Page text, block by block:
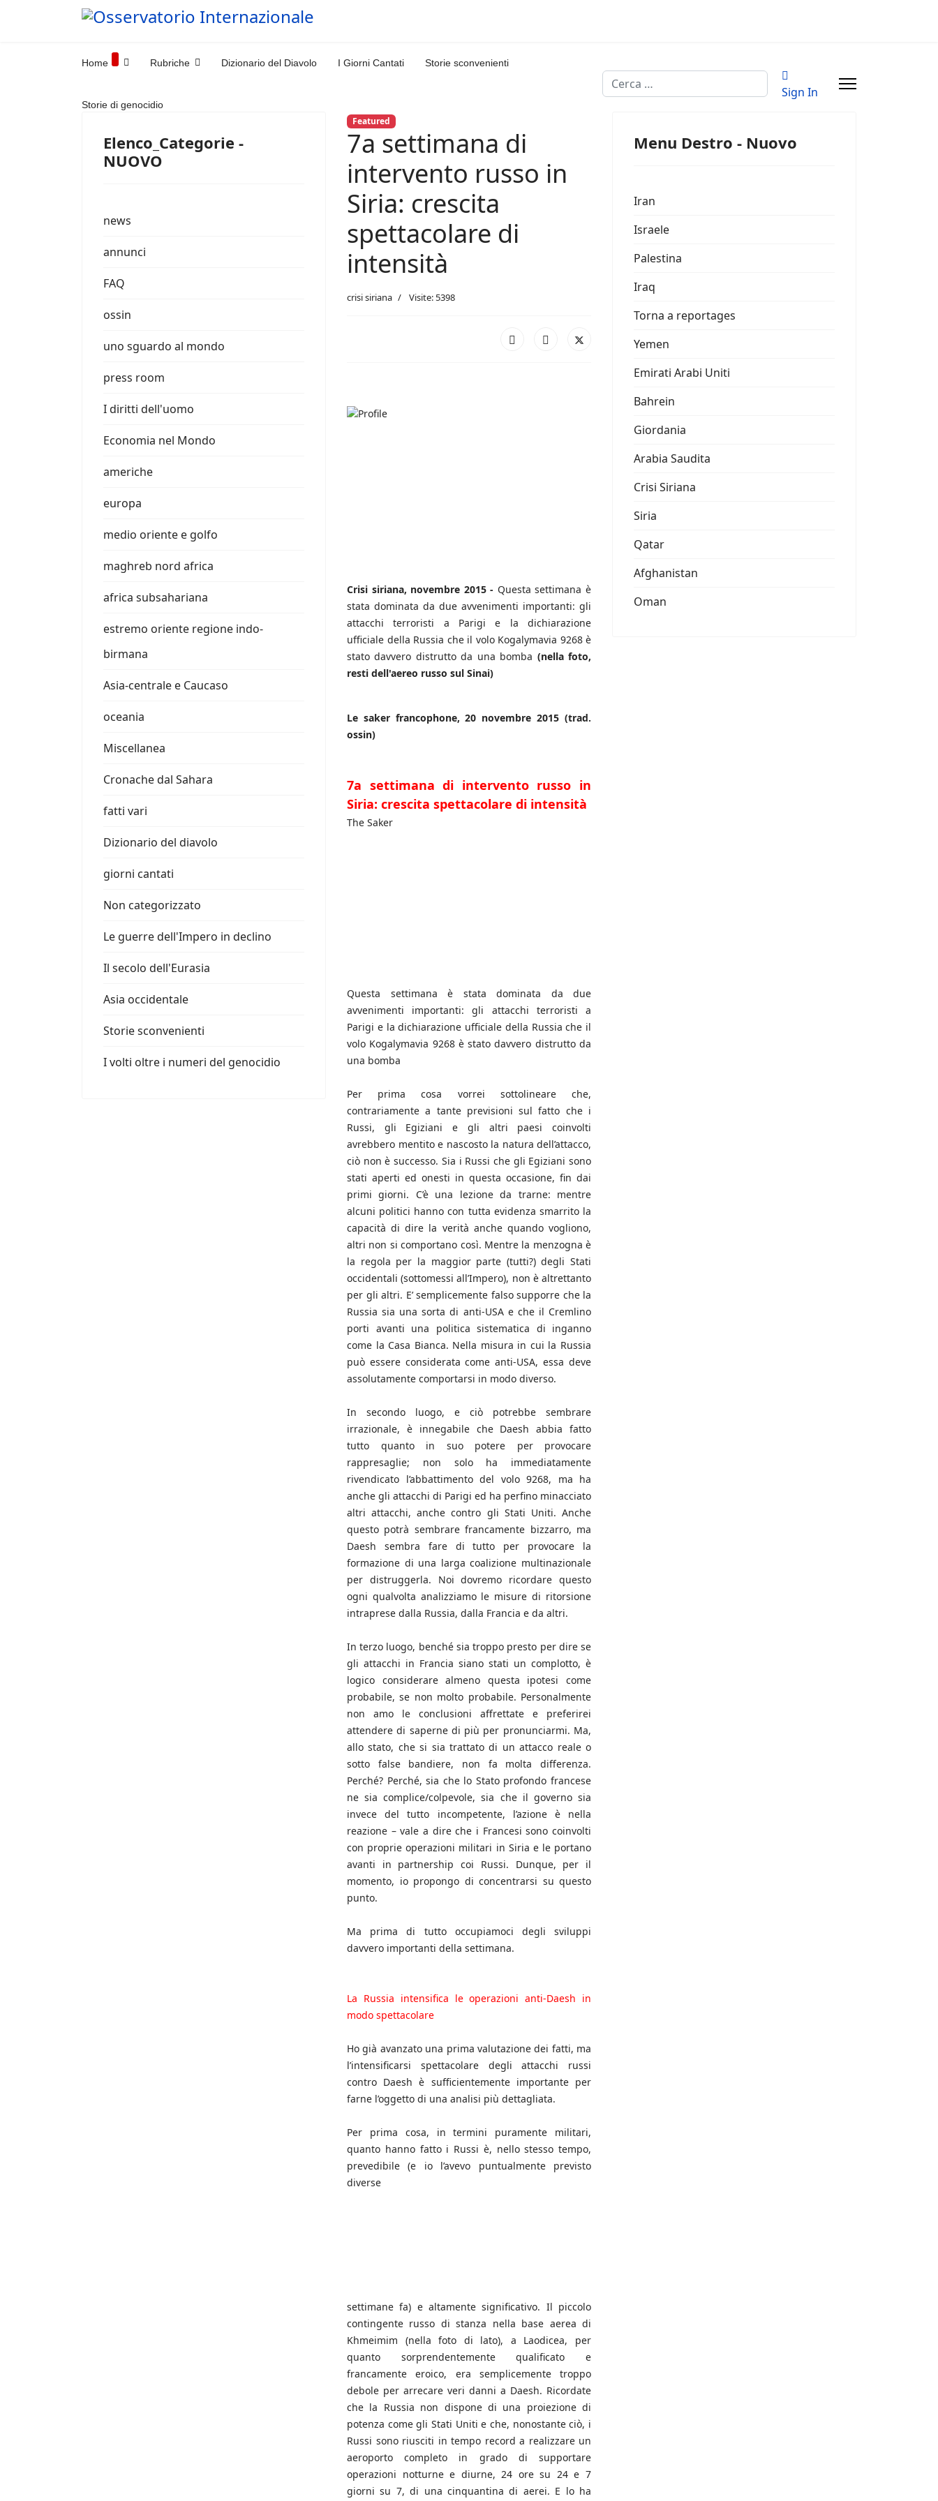
Home Rubriche Dizionario del Diavolo I Giorni Cantati Storie sconvenienti
Storie di genocidio
Cerca
Sign In
Elenco_Categorie -
NUOVO
news
annunci
FAQ
ossin
uno sguardo al mondo
press room
I diritti dell'uomo
Economia nel Mondo
americhe
europa
medio oriente e golfo
maghreb nord africa
africa subsahariana
estremo oriente regione indo-
birmana
Asia-centrale e Caucaso
oceania
Miscellanea
Cronache dal Sahara
fatti vari
Dizionario del diavolo
giorni cantati
Non categorizzato
Le guerre dell'Impero in declino
Il secolo dell'Eurasia
Asia occidentale
Storie sconvenienti
I volti oltre i numeri del genocidio
Featured
7a settimana di
intervento russo in
Siria: crescita
spettacolare di
intensità
crisi siriana Visite: 5398
Crisi siriana, novembre 2015 - Questa settimana è
stata dominata da due avvenimenti importanti: gli
attacchi terroristi a Parigi e la dichiarazione
ufficiale della Russia che il volo Kogalymavia 9268 è
stato davvero distrutto da una bomba (nella foto,
resti dell'aereo russo sul Sinai)
Le saker francophone, 20 novembre 2015 (trad.
ossin)
7a settimana di intervento russo in
Siria: crescita spettacolare di intensità
The Saker
Questa settimana è stata dominata da due
avvenimenti importanti: gli attacchi terroristi a
Parigi e la dichiarazione ufficiale della Russia che il
volo Kogalymavia 9268 è stato davvero distrutto da
una bomba
Per prima cosa vorrei sottolineare che,
contrariamente a tante previsioni sul fatto che i
Russi, gli Egiziani e gli altri paesi coinvolti
avrebbero mentito e nascosto la natura dell’attacco,
ciò non è successo. Sia i Russi che gli Egiziani sono
stati aperti ed onesti in questa occasione, fin dai
primi giorni. C’è una lezione da trarne: mentre
alcuni politici hanno con tutta evidenza smarrito la
capacità di dire la verità anche quando vogliono,
altri non si comportano così. Mentre la menzogna è
la regola per la maggior parte (tutti?) degli Stati
occidentali (sottomessi all’Impero), non è altrettanto
per gli altri. E’ semplicemente falso supporre che la
Russia sia una sorta di anti-USA e che il Cremlino
porti avanti una politica sistematica di inganno
come la Casa Bianca. Nella misura in cui la Russia
può essere considerata come anti-USA, essa deve
assolutamente comportarsi in modo diverso.
In secondo luogo, e ciò potrebbe sembrare
irrazionale, è innegabile che Daesh abbia fatto
tutto quanto in suo potere per provocare
rappresaglie; non solo ha immediatamente
rivendicato l’abbattimento del volo 9268, ma ha
anche gli attacchi di Parigi ed ha perfino minacciato
altri attacchi, anche contro gli Stati Uniti. Anche
questo potrà sembrare francamente bizzarro, ma
Daesh sembra fare di tutto per provocare la
formazione di una larga coalizione multinazionale
per distruggerla. Noi dovremo ricordare questo
ogni qualvolta analizziamo le misure di ritorsione
intraprese dalla Russia, dalla Francia e da altri.
In terzo luogo, benché sia troppo presto per dire se
gli attacchi in Francia siano stati un complotto, è
logico considerare almeno questa ipotesi come
probabile, se non molto probabile. Personalmente
non amo le conclusioni affrettate e preferirei
attendere di saperne di più per pronunciarmi. Ma,
allo stato, che si sia trattato di un attacco reale o
sotto false bandiere, non fa molta differenza.
Perché? Perché, sia che lo Stato profondo francese
ne sia complice/colpevole, sia che il governo sia
invece del tutto incompetente, l’azione è nella
reazione – vale a dire che i Francesi sono coinvolti
con proprie operazioni militari in Siria e le portano
avanti in partnership coi Russi. Dunque, per il
momento, io propongo di concentrarsi su questo
punto.
Ma prima di tutto occupiamoci degli sviluppi
davvero importanti della settimana.
La Russia intensifica le operazioni anti-Daesh in
modo spettacolare
Ho già avanzato una prima valutazione dei fatti, ma
l’intensificarsi spettacolare degli attacchi russi
contro Daesh è sufficientemente importante per
farne l’oggetto di una analisi più dettagliata.
Per prima cosa, in termini puramente militari,
quanto hanno fatto i Russi è, nello stesso tempo,
prevedibile (e io l’avevo puntualmente previsto
diverse
settimane fa) e altamente significativo. Il piccolo
contingente russo di stanza nella base aerea di
Khmeimim (nella foto di lato), a Laodicea, per
quanto sorprendentemente qualificato e
francamente eroico, era semplicemente troppo
debole per arrecare veri danni a Daesh. Ricordate
che la Russia non dispone di una proiezione di
potenza come gli Stati Uniti e che, nonostante ciò, i
Russi sono riusciti in tempo record a realizzare un
aeroporto completo in grado di supportare
operazioni notturne e diurne, 24 ore su 24 e 7
giorni su 7, di una cinquantina di aerei. E lo ha
Menu Destro - Nuovo
Iran
Israele
Palestina
Iraq
Torna a reportages
Yemen
Emirati Arabi Uniti
Bahrein
Giordania
Arabia Saudita
Crisi Siriana
Siria
Qatar
Afghanistan
Oman